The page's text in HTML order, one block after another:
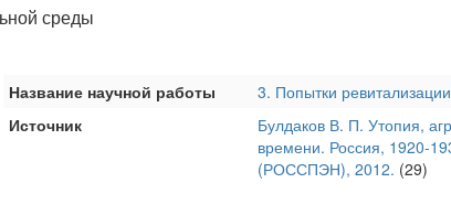
среды
Название научной работы
3. Попытки
Источник
Булдаков В. П. Утопия,
времени. Россия, 1920-
(РОССПЭН), 2012. (29)